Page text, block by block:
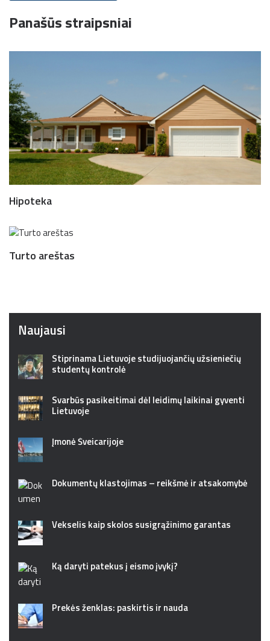
Panašūs straipsniai
Hipoteka
Turto areštas
Naujausi
Stiprinama Lietuvoje studijuojančių užsieniečių
studentų kontrolė
Svarbūs pasikeitimai dėl leidimų laikinai gyventi
Lietuvoje
Įmonė Šveicarijoje
Dokumentų klastojimas – reikšmė ir atsakomybė
Vekselis kaip skolos susigrąžinimo garantas
Ką daryti patekus į eismo įvykį?
Prekės ženklas: paskirtis ir nauda